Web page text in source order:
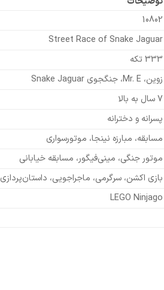
10802
Street Race of Snake Jaguar
333 تکه
زوین، Mr. E، جنگجوی Snake Jaguar
7 سال به بالا
پسرانه و دخترانه
مسابقه، مبارزه نینجا، موتورسواری
موتور جنگی، مینی‌فیگور، مسابقه خیابانی
بازی اکشن، سرگرمی، ماجراجویی، داستان‌پردازی
LEGO Ninjago